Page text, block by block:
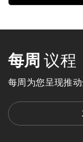
每周 议程
每周为您呈现推